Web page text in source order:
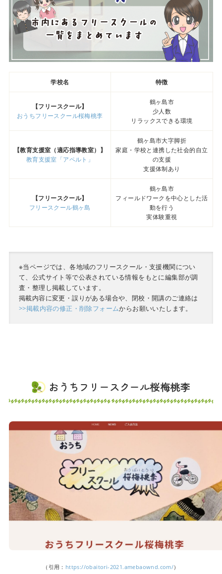
学校名 特徴
【フリースクール】
おうちフリースクール桜梅桃李
鶴ヶ島市
少人数
リラックスできる環境
【教育支援室（適応指導教室）】
教育支援室「アペルト」
鶴ヶ島市大字脚折
家庭・学校と連携した社会的自立
の支援
支援体制あり
【フリースクール】
フリースクール鶴ヶ島
鶴ヶ島市
フィールドワークを中心とした活
動を行う
実体験重視
※当ページでは、各地域のフリースクール・支援機関につい
て、公式サイト等で公表されている情報をもとに編集部が調
査・整理し掲載しています。
掲載内容に変更・誤りがある場合や、閉校・開講のご連絡は
>>掲載内容の修正・削除フォームからお願いいたします。
おうちフリースクール桜梅桃李
（引用： https://obaitori-2021.amebaownd.com/）